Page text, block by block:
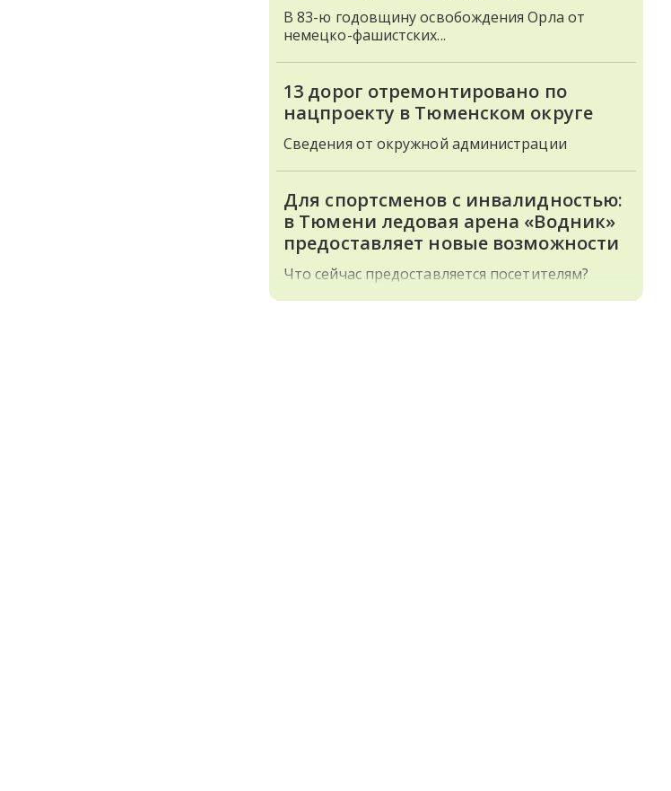
В 83-ю годовщину освобождения Орла от
немецко-фашистских...
13 дорог отремонтировано по
нацпроекту в Тюменском округе
Сведения от окружной администрации
Для спортсменов с инвалидностью:
в Тюмени ледовая арена «Водник»
предоставляет новые возможности
Что сейчас предоставляется посетителям?